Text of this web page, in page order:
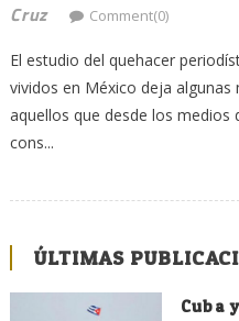
Cruz
Comment(0)
El estudio del quehacer
vividos en México deja
aquellos que desde los medios
cons...
ÚLTIMAS
Cuba